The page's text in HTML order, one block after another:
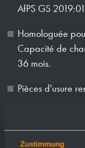
Zustimmung
AfPS GS
Homologuée
Capacité de
36 mois.
Pièces d'usure
Montage : au
trous de fixation